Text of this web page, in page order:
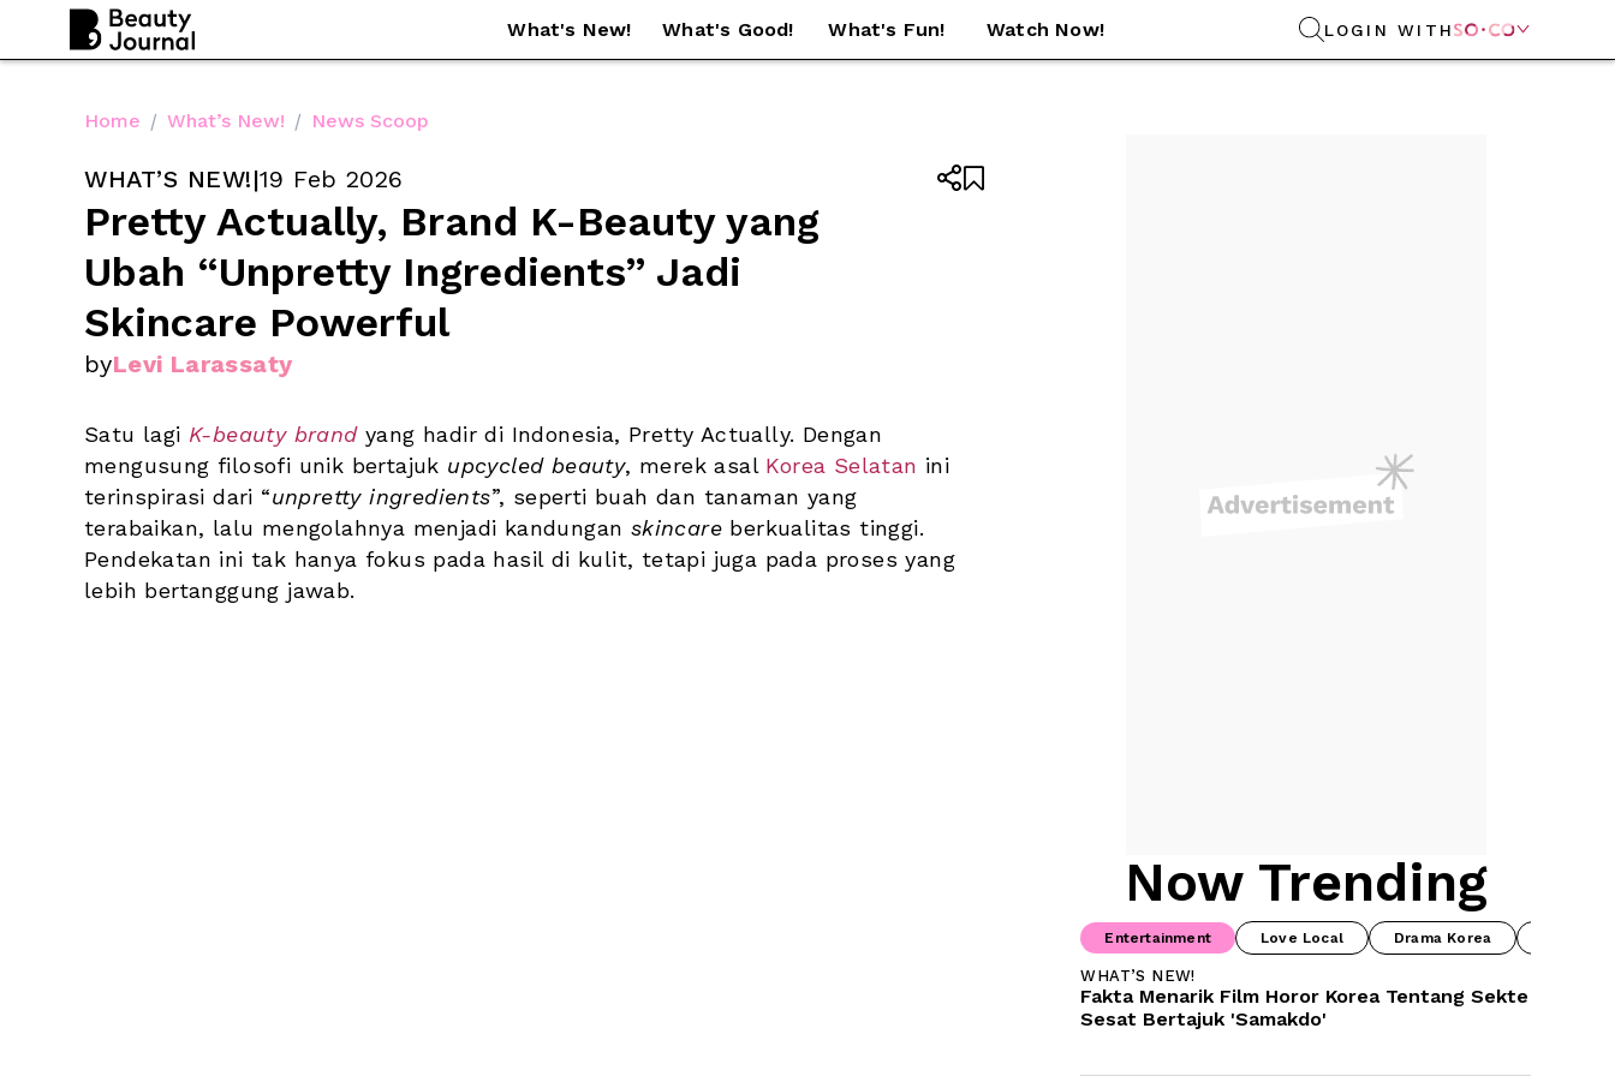
What's New! What's Good! What's Fun! Watch Now! LOGIN WITH 
Home / What’s New! / News Scoop
WHAT’S NEW!|19 Feb 2026
Pretty Actually, Brand K-Beauty yang
Ubah “Unpretty Ingredients” Jadi
Skincare Powerful
byLevi Larassaty


Satu lagi K-beauty brand yang hadir di Indonesia, Pretty Actually. Dengan
mengusung filosofi unik bertajuk upcycled beauty, merek asal Korea Selatan ini
terinspirasi dari “unpretty ingredients”, seperti buah dan tanaman yang
terabaikan, lalu mengolahnya menjadi kandungan skincare berkualitas tinggi.
Pendekatan ini tak hanya fokus pada hasil di kulit, tetapi juga pada proses yang
lebih bertanggung jawab.
Now Trending
Entertainment Love Local Drama Korea
WHAT’S NEW!
Fakta Menarik Film Horor Korea Tentang Sekte
Sesat Bertajuk 'Samakdo'